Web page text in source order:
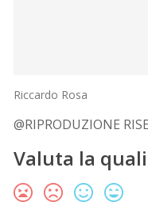
Riccardo Rosa
@RIPRODUZIONE
Valuta la